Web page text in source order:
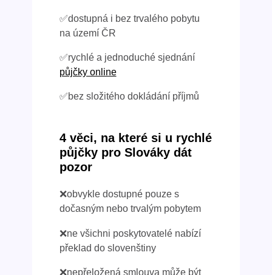
✅dostupná i bez trvalého pobytu
na území ČR
✅rychlé a jednoduché sjednání
půjčky online
✅bez složitého dokládání příjmů
4 věci, na které si u rychlé
půjčky pro Slováky dát
pozor
❌obvykle dostupné pouze s
dočasným nebo trvalým pobytem
❌ne všichni poskytovatelé nabízí
překlad do slovenštiny
❌nepřeložená smlouva může být